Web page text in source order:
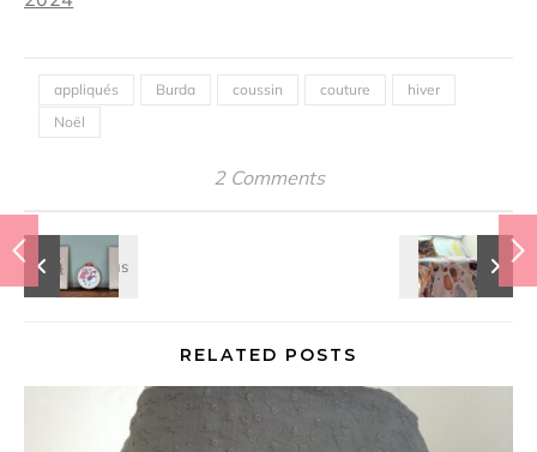
appliqués Burda coussin couture
hiver
Noël
2 Comments
RELATED POSTS